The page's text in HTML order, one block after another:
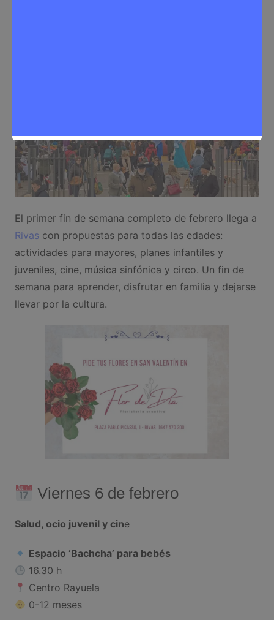
El primer fin de semana completo de febrero llega a
Rivas con propuestas para todas las edades:
actividades para mayores, planes infantiles y
juveniles, cine, música sinfónica y circo. Un fin de
semana para aprender, disfrutar en familia y dejarse
llevar por la cultura.
Viernes 6 de febrero
Salud, ocio juvenil y cine
Espacio ‘Bachcha’ para bebés
16.30 h
Centro Rayuela
0-12 meses